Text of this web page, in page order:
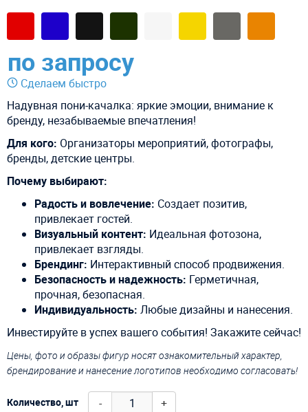
по запросу
Сделаем быстро
Надувная пони-качалка: яркие эмоции, внимание к
бренду, незабываемые впечатления!
Для кого: Организаторы мероприятий, фотографы,
бренды, детские центры.
Почему выбирают:
Радость и вовлечение: Создает позитив,
привлекает гостей.
Визуальный контент: Идеальная фотозона,
привлекает взгляды.
Брендинг: Интерактивный способ продвижения.
Безопасность и надежность: Герметичная,
прочная, безопасная.
Индивидуальность: Любые дизайны и нанесения.
Инвестируйте в успех вашего события! Закажите сейчас!
Цены, фото и образы фигур носят ознакомительный характер,
брендирование и нанесение логотипов необходимо согласовать!
Количество, шт - +